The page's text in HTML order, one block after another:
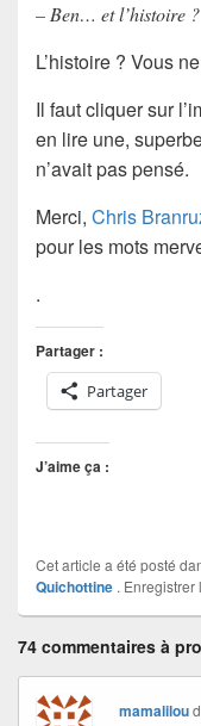
– Ben… et l’histoire ?
L’histoire ? Vous
Il faut cliquer sur
en lire une,
n’avait pas pensé.
Merci, Chris
pour les mots
.
Partager :
Partager
J’aime ça :
Cet article a été posté
Quichottine . Enregistrer
74 commentaires à
mamalilou